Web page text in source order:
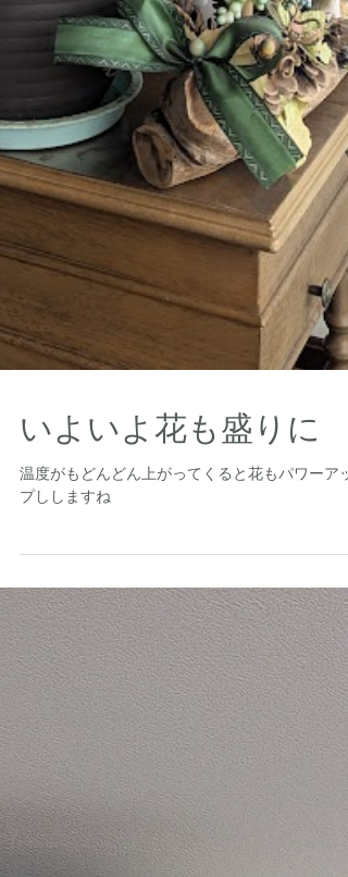
いよいよ花も盛りに
温度がもどんどん上がってくると花もパワーアッ